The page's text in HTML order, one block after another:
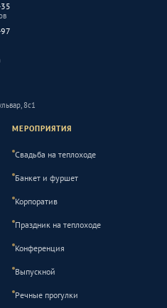
8с1
МЕРОПРИЯТИЯ
Свадьба на теплоходе
Банкет и фуршет
Корпоратив
Праздник на теплоходе
Конференция
Выпускной
Речные прогулки